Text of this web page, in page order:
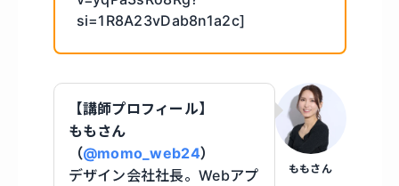
si=1R8A23vDab8n1a2c]
ももさん
【講師プロフィール】
ももさん
（@momo_web24）
デザイン会社社長。Webアプ